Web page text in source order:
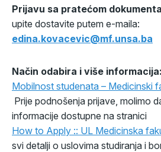
Prijavu sa pratećom
upite dostavite putem e-maila:
edina.kovacevic@mf.unsa.ba
Način odabira i više informacija:
Mobilnost studenata – Medicinski
Prije podnošenja prijave, molimo
informacije dostupne na stranici
How to Apply :: UL Medicinska
svi detalji o uslovima studiranja i